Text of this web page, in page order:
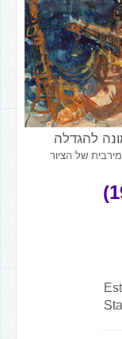
להגדלה
של הציור